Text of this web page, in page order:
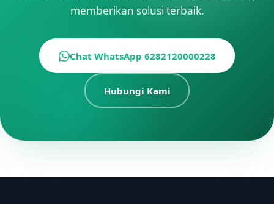
memberikan solusi terbaik.
Chat WhatsApp 6282120000228
Hubungi Kami